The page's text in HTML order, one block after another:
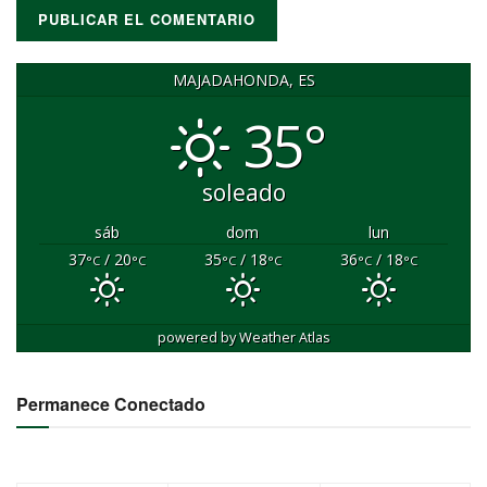
MAJADAHONDA, ES
35°
soleado
sáb dom
lun
37°C/ 20°C 35°C/ 18°C 36°C/ 18°C
powered byWeather Atlas
Permanece Conectado